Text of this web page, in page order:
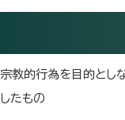
教的行為を目的とし
たもの